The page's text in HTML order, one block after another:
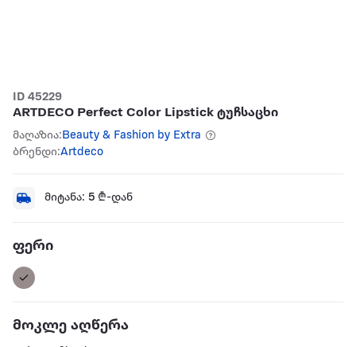
ID 45229
ARTDECO Perfect Color Lipstick ტუჩსაცხი
მაღაზია: Beauty & Fashion by Extra
ბრენდი:Artdeco
მიტანა: 5 ₾-დან
ფერი
მოკლე აღწერა